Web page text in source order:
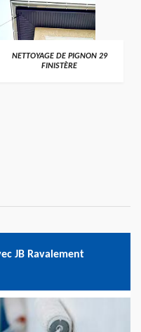
NETTOYAGE DE PIGNON 29
FINISTÈRE
JB Ravalement